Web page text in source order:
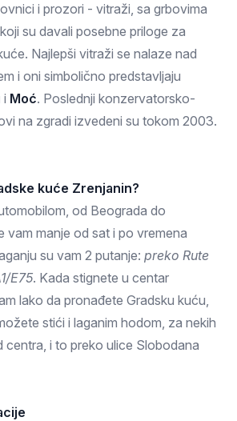
i prozori - vitraži, sa grbovima
su davali posebne priloge za
Najlepši vitraži se nalaze nad
i oni simbolično predstavljaju
i Moć. Poslednji konzervatorsko-
na zgradi izvedeni su tokom 2003.
kuće Zrenjanin?
od Beograda do
vam manje od sat i po vremena
su vam 2 putanje: preko Rute
E75. Kada stignete u centar
lako da pronađete Gradsku kuću,
stići i laganim hodom, za nekih
centra, i to preko ulice Slobodana